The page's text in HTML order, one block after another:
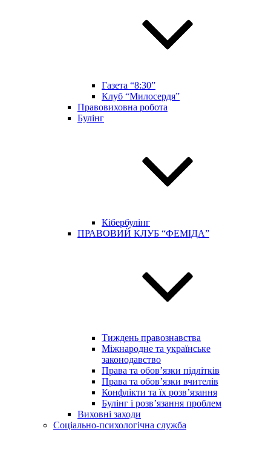
Газета “8:30”
Клуб “Милосердя”
Правовиховна робота
Булінг
Кібербулінг
ПРАВОВИЙ КЛУБ “ФЕМІДА”
Тиждень правознавства
Міжнародне та українське
законодавство
Права та обов’язки підлітків
Права та обов’язки вчителів
Конфлікти та їх розв’язання
Булінг і розв’язання проблем
Виховні заходи
Соціально-психологічна служба